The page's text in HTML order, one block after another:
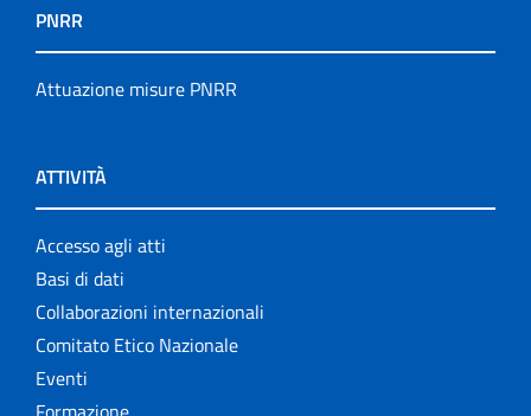
PNRR
Attuazione misure PNRR
ATTIVITÀ
Accesso agli atti
Basi di dati
Collaborazioni internazionali
Comitato Etico Nazionale
Eventi